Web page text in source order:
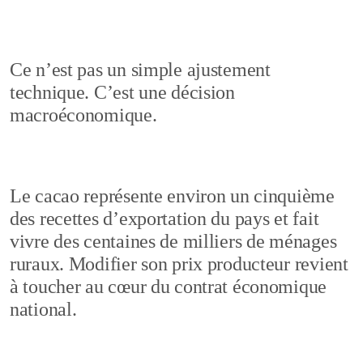
Ce n’est pas un simple ajustement
technique. C’est une décision
macroéconomique.
Le cacao représente environ un cinquième
des recettes d’exportation du pays et fait
vivre des centaines de milliers de ménages
ruraux. Modifier son prix producteur revient
à toucher au cœur du contrat économique
national.